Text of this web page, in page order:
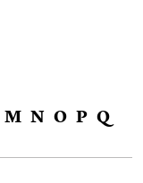
M N O P Q